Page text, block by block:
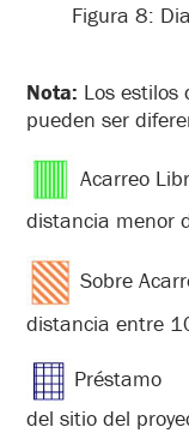
Figura 8:
Nota: Los estilos
pueden ser
Acarreo
distancia menor
Sobre
distancia entre
del sitio del